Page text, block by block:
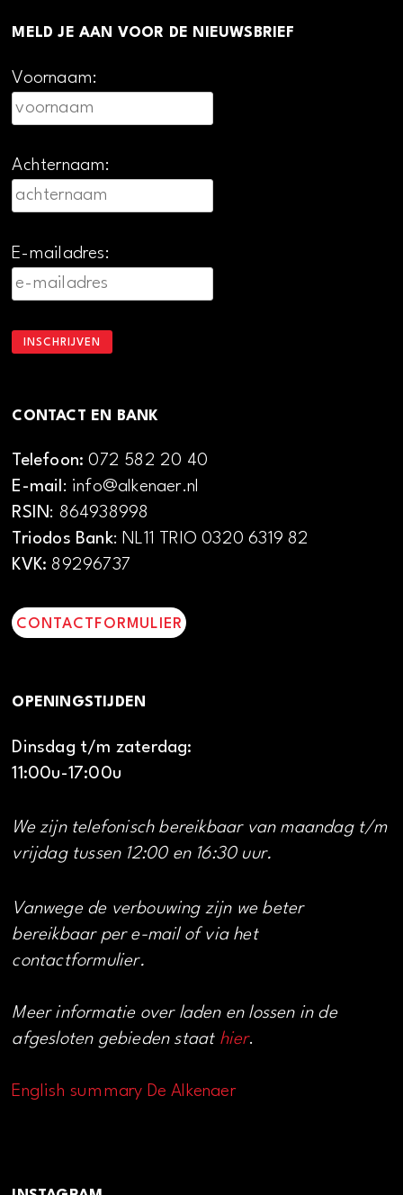
MELD JE AAN VOOR DE NIEUWSBRIEF
Voornaam:
Achternaam:
E-mailadres:
CONTACT EN BANK
Telefoon:072 582 20 40
E-mail: info@alkenaer.nl
RSIN: 864938998
Triodos Bank: NL11 TRIO 0320 6319 82
KVK: 89296737
CONTACTFORMULIER
OPENINGSTIJDEN
Dinsdag t/m zaterdag:
11:00u-17:00u
We zijn telefonisch bereikbaar van maandag t/m
vrijdag tussen 12:00 en 16:30 uur.
Vanwege de verbouwing zijn we beter
bereikbaar per e-mail of via het
contactformulier.
Meer informatie over laden en lossen in de
afgesloten gebieden staat hier.
English summary De Alkenaer